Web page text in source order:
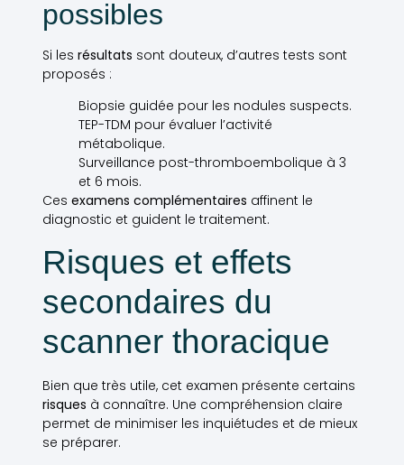
possibles
Si les résultats sont douteux, d’autres tests sont
proposés :
Biopsie guidée pour les nodules suspects.
TEP-TDM pour évaluer l’activité
métabolique.
Surveillance post-thromboembolique à 3
et 6 mois.
Ces examens complémentaires affinent le
diagnostic et guident le traitement.
Risques et effets
secondaires du
scanner thoracique
Bien que très utile, cet examen présente certains
risques à connaître. Une compréhension claire
permet de minimiser les inquiétudes et de mieux
se préparer.